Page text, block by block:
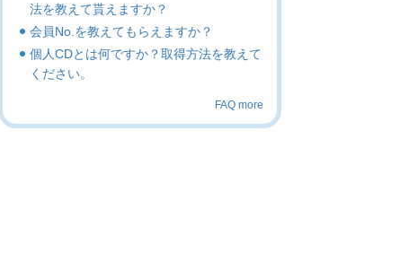
法を教えて貰えますか？
会員No.を教えてもらえますか？
個人CDとは何ですか？取得方法を教えて
ください。
FAQ more